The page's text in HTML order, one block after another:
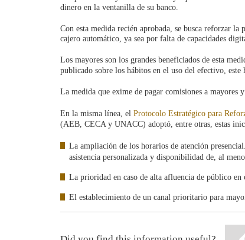
dinero en la ventanilla de su banco.
Con esta medida recién aprobada, se busca reforzar
cajero automático, ya sea por falta de capacidades
Los mayores son los grandes beneficiados de esta
publicado sobre los hábitos en el uso del efectivo,
La medida que exime de pagar comisiones a mayores
En la misma línea, el Protocolo Estratégico para
(AEB, CECA y UNACC) adoptó, entre otras, estas
La ampliación de los horarios de atención
asistencia personalizada y disponibilidad de, al
La prioridad en caso de alta afluencia de público en
El establecimiento de un canal prioritario para